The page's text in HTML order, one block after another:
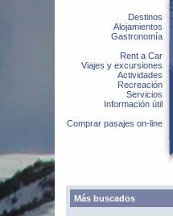
Destinos
Alojamientos
Gastronomía
Rent a Car
Viajes y excursiones
Actividades
Recreación
Servicios
Información útil
Comprar pasajes on-line
Más buscados